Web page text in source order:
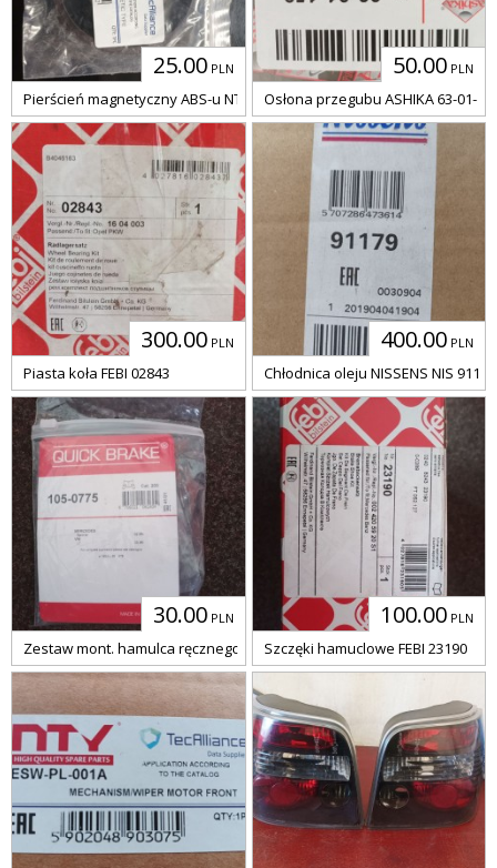
25.00 PLN
Pierścień magnetyczny ABS-u NTY NZA-CT-004
50.00 PLN
Osłona przegubu ASHIKA 63-01-
300.00 PLN
Piasta koła FEBI 02843
400.00 PLN
Chłodnica oleju NISSENS NIS 91179
30.00 PLN
Zestaw mont. hamulca ręcznego QUICK BRAKE QBK105-0775
100.00 PLN
Szczęki hamuclowe FEBI 23190